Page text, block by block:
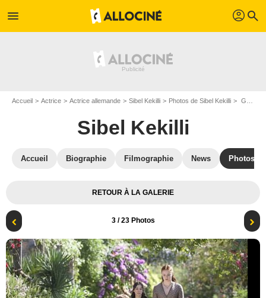
menu profil search
Accueil Actrice Actrice allemande Sibel Kekilli Photos de Sibel Kekilli Game of Thrones : Photo Sophie Turner, Peter Dinklage, Sibel Kekilli
Sibel Kekilli
Accueil Biographie Filmographie News Photos
RETOUR À LA GALERIE
3/ 23 Photos